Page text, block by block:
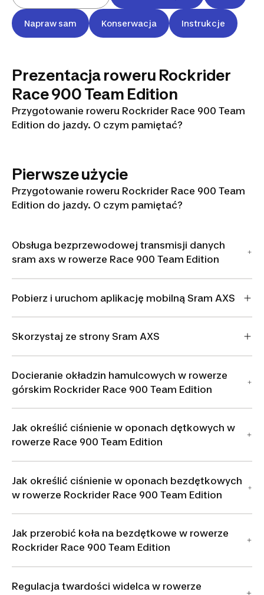
Napraw sam Konserwacja Instrukcje
Prezentacja roweru Rockrider
Race 900 Team Edition
Przygotowanie roweru Rockrider Race 900 Team
Edition do jazdy. O czym pamiętać?
Obsługa
ROCKRIDER
RACE 900 TE
naprawa,
Pierwsze użycie
Przygotowanie roweru Rockrider Race 900 Team
Edition do jazdy. O czym pamiętać?
Obsługa bezprzewodowej transmisji danych
sram axs w rowerze Race 900 Team Edition
Pobierz i uruchom aplikację mobilną Sram AXS
Skorzystaj ze strony Sram AXS
Docieranie okładzin hamulcowych w rowerze
górskim Rockrider Race 900 Team Edition
Jak określić ciśnienie w oponach dętkowych w
rowerze Race 900 Team Edition
Jak określić ciśnienie w oponach bezdętkowych
w rowerze Rockrider Race 900 Team Edition
Jak przerobić koła na bezdętkowe w rowerze
Rockrider Race 900 Team Edition
Regulacja twardości widelca w rowerze